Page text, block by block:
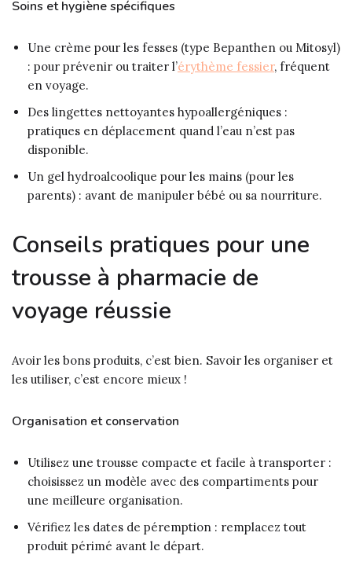
Soins et hygiène spécifiques
Une crème pour les fesses (type Bepanthen ou Mitosyl)
: pour prévenir ou traiter l’érythème fessier, fréquent
en voyage.
Des lingettes nettoyantes hypoallergéniques :
pratiques en déplacement quand l’eau n’est pas
disponible.
Un gel hydroalcoolique pour les mains (pour les
parents) : avant de manipuler bébé ou sa nourriture.
Conseils pratiques pour une
trousse à pharmacie de
voyage réussie
Avoir les bons produits, c’est bien. Savoir les organiser et
les utiliser, c’est encore mieux !
Organisation et conservation
Utilisez une trousse compacte et facile à transporter :
choisissez un modèle avec des compartiments pour
une meilleure organisation.
Vérifiez les dates de péremption : remplacez tout
produit périmé avant le départ.